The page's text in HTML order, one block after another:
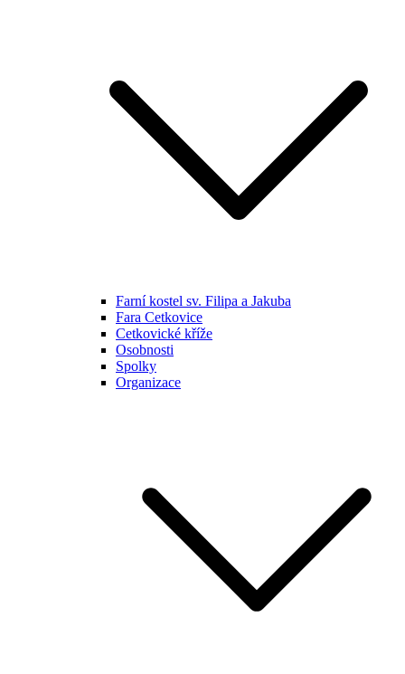
Farní kostel sv. Filipa a Jakuba
Fara Cetkovice
Cetkovické kříže
Osobnosti
Spolky
Organizace